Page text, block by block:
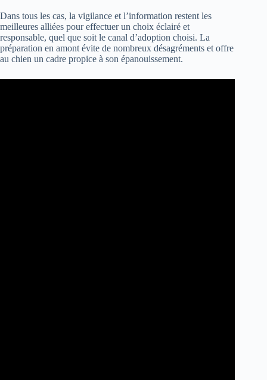
Dans tous les cas, la vigilance et l’information restent les
meilleures alliées pour effectuer un choix éclairé et
responsable, quel que soit le canal d’adoption choisi. La
préparation en amont évite de nombreux désagréments et offre
au chien un cadre propice à son épanouissement.